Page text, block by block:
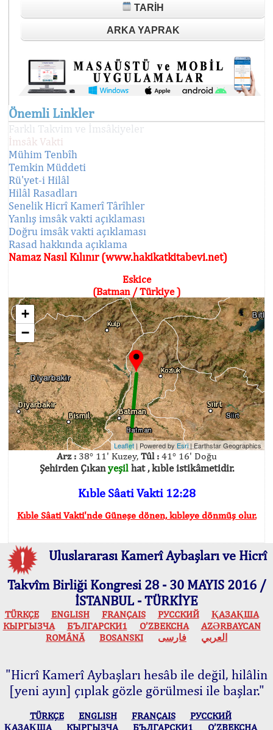
TARIH
ARKA YAPRAK
Önemli Linkler
Farklı Takvim ve İmsâkiyeler
İmsâk Vakti
Mühim Tenbîh
Temkin Müddeti
Rü'yet-i Hilâl
Hilâl Rasadları
Senelik Hicrî Kamerî Târîhler
Yanlış imsâk vakti açıklaması
Doğru imsâk vakti açıklaması
Rasad hakkında açıklama
Namaz Nasıl Kılınır (www.hakikatkitabevi.net)
Eskice
(Batman / Türkiye )
+
−
Leaflet | Powered by Esri|Earthstar Geographics
Arz :38° 11' Kuzey, Tûl :41° 16' Doğu
Şehirden Çıkanyeşilhat , kıble istikâmetidir.
Kıble Sâati Vakti 12:28
Kıble Sâati Vakti'nde Güneşe dönen, kıbleye dönmüş olur.
Uluslararası Kamerî Aybaşları ve Hicrî
Takvîm Birliği Kongresi 28 - 30 MAYIS 2016 /
İSTANBUL - TÜRKİYE
TÜRKÇE ENGLISH FRANÇAIS РУССКИЙ
ҚАЗАҚША
КЫPГЫЗЧA
БЪЛГАРСКИ1 O’ZBEKCHA
AZӘRBAYCAN
ROMÂNĂ
BOSANSKI العربي فارسی
"Hicrî Kamerî Aybaşları hesâb ile değil, hilâlin
[yeni ayın] çıplak gözle görülmesi ile başlar."
TÜRKÇE ENGLISH FRANÇAIS
РУССКИЙ
ҚАЗАҚША
КЫPГЫЗЧA БЪЛГАРСКИ1 O’ZBEKCHA